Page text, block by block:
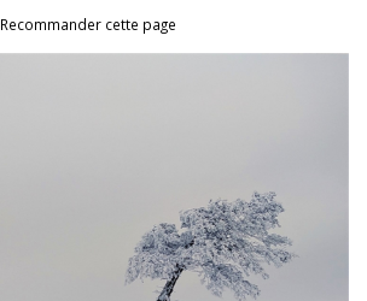
Recommander cette page